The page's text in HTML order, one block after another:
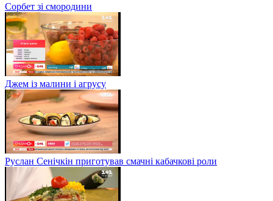
Сорбет зі смородини
Джем із малини і агрусу
Руслан Сенічкін приготував смачні кабачкові роли